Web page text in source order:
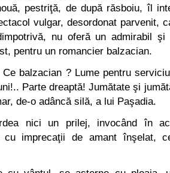
pestriţă, de după răsboiu, îl
vulgar, desordonat parvenit,
nu oferă un admirabil şi
pentru un romancier balzacian.
balzacian ? Lume pentru
Parte dreaptă! Jumătate şi
de-o adâncă silă, a lui Paşadia.
nici un prilej, invocând în
cu imprecaţii de amant înşelat,